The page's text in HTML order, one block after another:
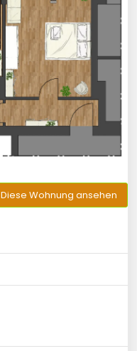
Diese Wohnung ansehen